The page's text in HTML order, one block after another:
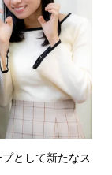
として新たなス